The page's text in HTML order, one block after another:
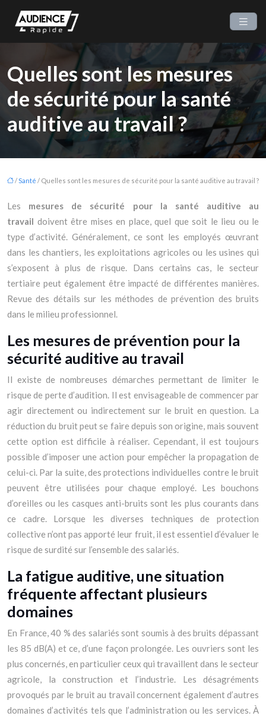
Quelles sont les mesures
de sécurité pour la santé
auditive au travail ?
/Santé / Quelles sont les mesures de sécurité pour la santé auditive au travail ?
Les mesures de sécurité pour la santé auditive au
travail doivent être mises en place, quel que soit le lieu ou le
type d’activité. Généralement, ce sont les employés œuvrant
dans les chantiers, les exploitations agricoles ou les usines qui
s’exposent à plus de risque. Dans certains cas, le secteur
tertiaire peut également être impacté de différentes manières.
Revue des détails sur les méthodes de prévention des bruits
dans le milieu professionnel.
Les mesures de prévention pour la
sécurité auditive au travail
Il existe de nombreuses démarches permettant de limiter le
risque de perte d’audition. Il est envisageable de commencer par
agir directement ou indirectement sur le bruit en question. La
réduction du bruit peut se faire depuis son origine, mais souvent
cette option est difficile à réaliser. Cependant, il est toujours
possible d’imposer une action pour empêcher la propagation de
celui-ci. Par la suite, des protections individuelles contre le bruit
peuvent être utilisées pour chaque employé. Les bouchons
d’oreilles ou les casques anti-bruits sont les plus courants dans
ce cadre. Lorsque les diverses techniques de protection
collective n’ont pas apporté leur fruit, il est essentiel d’évaluer le
risque de surdité sur l’ensemble des salariés.
La fatigue auditive, une situation
fréquente affectant plusieurs
domaines
En France, 40 % des salariés sont soumis à des bruits dépassant
les 85 dB(A) et ce, d’une façon prolongée. Les ouvriers sont les
plus concernés, en particulier ceux qui travaillent dans le secteur
agricole, la construction et l’industrie. Les désagréments
provoqués par le bruit au travail concernent également d’autres
domaines d’activités tels que l’administration ou les services. À